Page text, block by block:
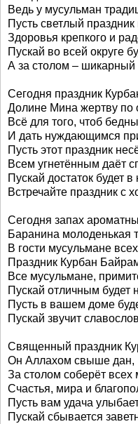
Ведь у мусульман
Пусть светлый праздник
Здоровья крепкого и
Пускай во всей округе
А за столом – шикарный
Сегодня праздник
Долине Мина жертву по
Всё для того, чтоб
И дать нуждающимся
Пусть этот праздник
Всем угнетённым даёт
Пускай достаток будет
Встречайте праздник с
Сегодня запах
Баранина молоденькая
В гости мусульмане
Праздник Курбан
Все мусульмане,
Пускай отличным будет
Пусть в вашем доме
Пускай звучит
Священный праздник
Он Аллахом свыше дан,
За столом соберёт всех
Счастья, мира и
Пусть вам удача
Пускай сбывается